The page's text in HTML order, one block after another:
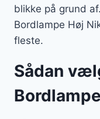
blikke på grund
Bordlampe Høj
fleste.
Sådan